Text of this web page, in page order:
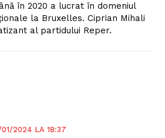
în 2020 a lucrat în domeniul
la Bruxelles. Ciprian Mihali
al partidului Reper.
01/2024 LA 18:37